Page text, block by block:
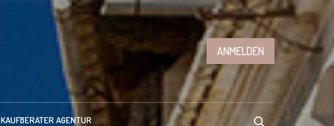
ANMELDEN
KAUFBERATER AGENTUR